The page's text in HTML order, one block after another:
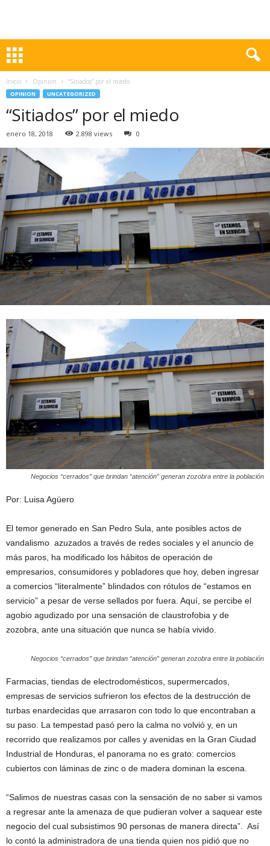
Inicio Opinion “Sitiados” por el miedo
OPINION UNCATEGORIZED
“Sitiados” por el miedo
enero 18, 2018 2.898 views 0
Negocios “cerrados” que brindan “atención” generan zozobra entre la población
Por: Luisa Agüero
El temor generado en San Pedro Sula, ante posibles actos de
vandalismo azuzados a través de redes sociales y el anuncio de
más paros, ha modificado los hábitos de operación de
empresarios, consumidores y pobladores que hoy, deben ingresar
a comercios “literalmente” blindados con rótulos de “estamos en
servicio” a pesar de verse sellados por fuera. Aquí, se percibe el
agobio agudizado por una sensación de claustrofobia y de
zozobra, ante una situación que nunca se había vivido.
Negocios “cerrados” que brindan “atención” generan zozobra entre la población
Farmacias, tiendas de electrodomésticos, supermercados,
empresas de servicios sufrieron los efectos de la destrucción de
turbas enardecidas que arrasaron con todo lo que encontraban a
su paso. La tempestad pasó pero la calma no volvió y, en un
recorrido que realizamos por calles y avenidas en la Gran Ciudad
Industrial de Honduras, el panorama no es grato: comercios
cubiertos con láminas de zinc o de madera dominan la escena.
“Salimos de nuestras casas con la sensación de no saber si vamos
a regresar ante la amenaza de que pudieran volver a saquear este
negocio del cual subsistimos 90 personas de manera directa”. Así
lo contó la administradora de una tienda quien nos pidió que no